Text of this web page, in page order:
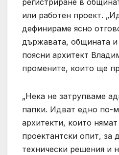
регистриране в
или работен проект.
дефинираме ясно
държавата, общината и
поясни архитект
промените, които ще
„Нека не затрупваме
папки. Идват едно по-
архитекти, които
проектантски опит, за
технически решения и